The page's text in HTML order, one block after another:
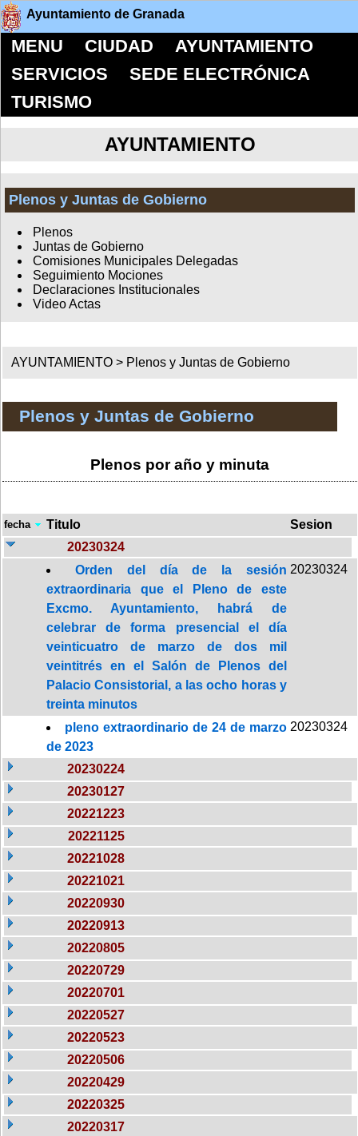
Ayuntamiento de Granada
MENU CIUDAD
AYUNTAMIENTO
SERVICIOS
SEDE ELECTRÓNICA
TURISMO
AYUNTAMIENTO
Plenos y Juntas de Gobierno
Plenos
Juntas de Gobierno
Comisiones Municipales Delegadas
Seguimiento Mociones
Declaraciones Institucionales
Video Actas
AYUNTAMIENTO > Plenos y Juntas de Gobierno
Plenos y Juntas de Gobierno
Plenos por año y minuta
fecha Titulo
Sesion
20230324
Orden del día de la sesión
extraordinaria que el Pleno de este
Excmo. Ayuntamiento, habrá de
celebrar de forma presencial el día
veinticuatro de marzo de dos mil
veintitrés en el Salón de Plenos del
Palacio Consistorial, a las ocho horas y
treinta minutos
20230324
pleno extraordinario de 24 de marzo
de 2023
20230324
20230224
20230127
20221223
20221125
20221028
20221021
20220930
20220913
20220805
20220729
20220701
20220527
20220523
20220506
20220429
20220325
20220317